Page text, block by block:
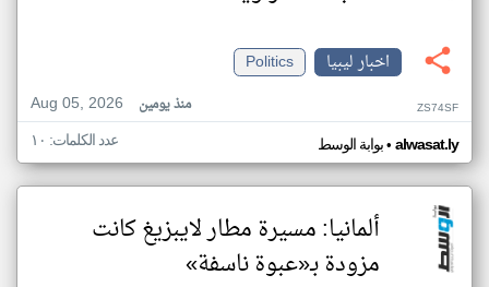
اخبار ليبيا
Politics
Aug 05, 2026
منذ يومين ZS74SF
بوابة الوسط• alwasat.ly عدد الكلمات: ١٠
ألمانيا: مسيرة مطار لايبزيغ كانت
مزودة بـ«عبوة ناسفة»